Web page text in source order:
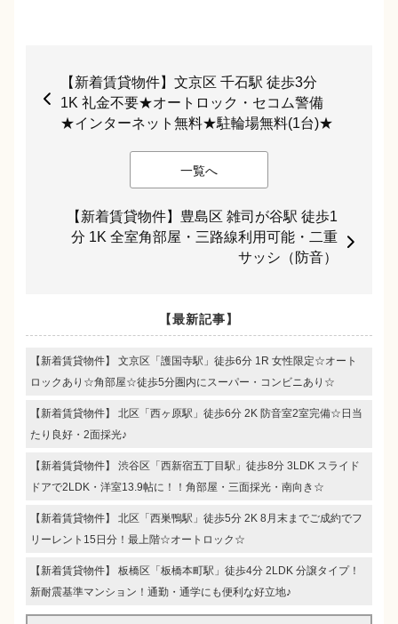
【新着賃貸物件】文京区 千石駅 徒歩3分
1K 礼金不要★オートロック・セコム警備
★インターネット無料★駐輪場無料(1台)★
一覧へ
【新着賃貸物件】豊島区 雑司が谷駅 徒歩1
分 1K 全室角部屋・三路線利用可能・二重
サッシ（防音）
【最新記事】
【新着賃貸物件】 文京区「護国寺駅」徒歩6分 1R 女性限定☆オート
ロックあり☆角部屋☆徒歩5分圏内にスーパー・コンビニあり☆
【新着賃貸物件】 北区「西ヶ原駅」徒歩6分 2K 防音室2室完備☆日当
たり良好・2面採光♪
【新着賃貸物件】 渋谷区「西新宿五丁目駅」徒歩8分 3LDK スライド
ドアで2LDK・洋室13.9帖に！！角部屋・三面採光・南向き☆
【新着賃貸物件】 北区「西巣鴨駅」徒歩5分 2K 8月末までご成約でフ
リーレント15日分！最上階☆オートロック☆
【新着賃貸物件】 板橋区「板橋本町駅」徒歩4分 2LDK 分譲タイプ！
新耐震基準マンション！通勤・通学にも便利な好立地♪